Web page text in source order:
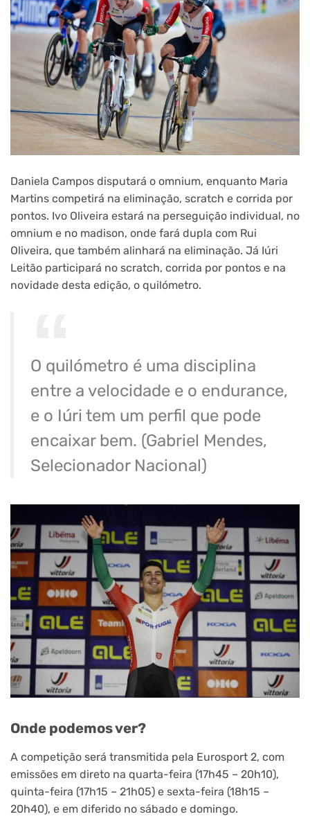
Daniela Campos disputará o omnium, enquanto Maria
Martins competirá na eliminação, scratch e corrida por
pontos. Ivo Oliveira estará na perseguição individual, no
omnium e no madison, onde fará dupla com Rui
Oliveira, que também alinhará na eliminação. Já Iúri
Leitão participará no scratch, corrida por pontos e na
novidade desta edição, o quilómetro.
O quilómetro é uma disciplina
entre a velocidade e o endurance,
e o Iúri tem um perfil que pode
encaixar bem. (Gabriel Mendes,
Selecionador Nacional)
Onde podemos ver?
A competição será transmitida pela Eurosport 2, com
emissões em direto na quarta-feira (17h45 – 20h10),
quinta-feira (17h15 – 21h05) e sexta-feira (18h15 –
20h40), e em diferido no sábado e domingo.